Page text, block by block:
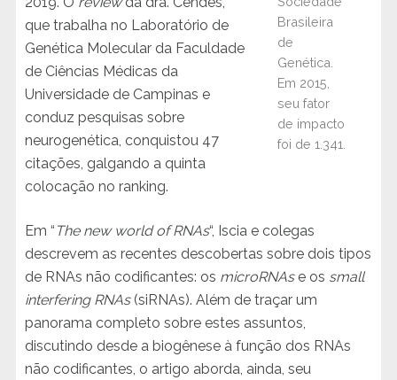
Brasileira
de
Genética.
Em 2015,
seu fator
de impacto
foi de 1.341.
que trabalha no Laboratório de
Genética Molecular da Faculdade
de Ciências Médicas da
Universidade de Campinas e
conduz pesquisas sobre
neurogenética, conquistou 47
citações, galgando a quinta
colocação no ranking.
Em “ The new world of RNAs“, Iscia e colegas
descrevem as recentes descobertas sobre dois tipos
de RNAs não codificantes: os microRNAse os small
interfering RNAs(siRNAs). Além de traçar um
panorama completo sobre estes assuntos,
discutindo desde a biogênese à função dos RNAs
não codificantes, o artigo aborda, ainda, seu